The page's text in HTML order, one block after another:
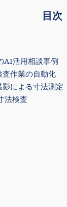
目次
AI活用相談事例
作業の自動化
による寸法測定
法検査